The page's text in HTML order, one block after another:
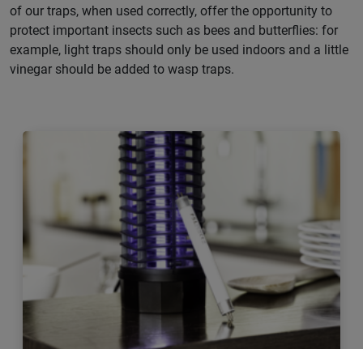
of our traps, when used correctly, offer the opportunity to
protect important insects such as bees and butterflies: for
example, light traps should only be used indoors and a little
vinegar should be added to wasp traps.